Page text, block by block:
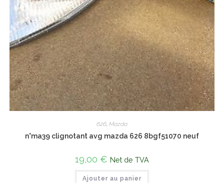
626, Mazda
n°ma39 clignotant avg mazda 626 8bgf51070 neuf
19,00 € Net de TVA
Ajouter au panier